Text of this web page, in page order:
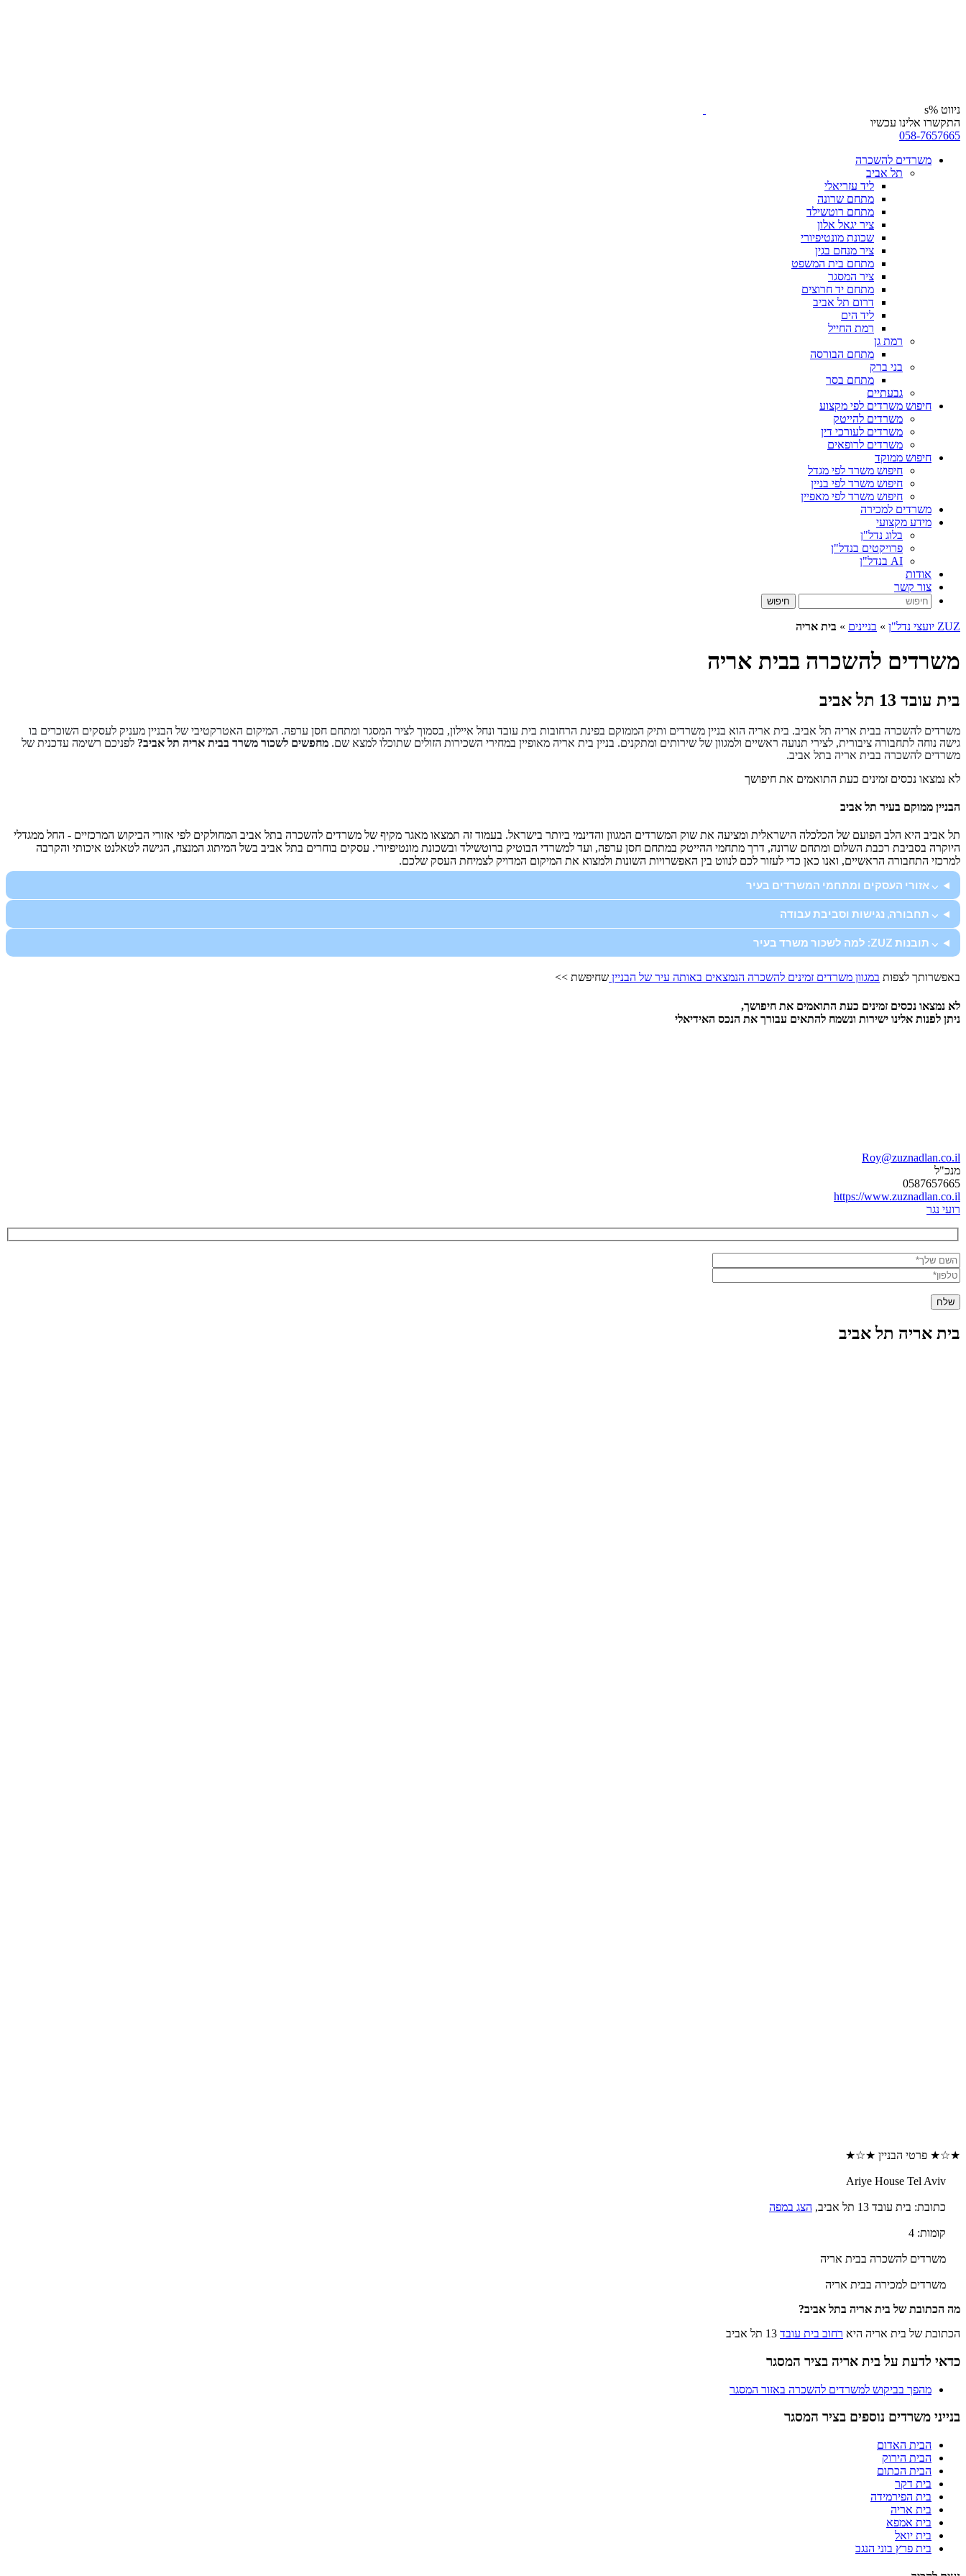
ניווט %s
התקשרו אלינו עכשיו
058-7657665
משרדים להשכרה
תל אביב
ליד עזריאלי
מתחם שרונה
מתחם רוטשילד
ציר יגאל אלון
שכונת מונטיפיורי
ציר מנחם בגין
מתחם בית המשפט
ציר המסגר
מתחם יד חרוצים
דרום תל אביב
ליד הים
רמת החייל
רמת גן
מתחם הבורסה
בני ברק
מתחם בסר
גבעתיים
חיפוש משרדים לפי מקצוע
משרדים להייטק
משרדים לעורכי דין
משרדים לרופאים
חיפוש ממוקד
חיפוש משרד לפי מגדל
חיפוש משרד לפי בניין
חיפוש משרד לפי מאפיין
משרדים למכירה
מידע מקצועי
בלוג נדל"ן
פרויקטים בנדל"ן
AI בנדל"ן
אודות
צור קשר
ZUZ יועצי נדל"ן » בניינים » בית אריה
משרדים להשכרה בבית אריה
בית עובד 13 תל אביב
משרדים להשכרה בבית אריה תל אביב. בית אריה הוא בניין משרדים ותיק הממוקם בפינת הרחובות בית עובד ונחל איילון, בסמוך לציר המסגר ומתחם חסן ערפה. המיקום האטרקטיבי של הבניין מעניק לעסקים השוכרים בו
גישה נוחה לתחבורה ציבורית, לצירי תנועה ראשיים ולמגוון של שירותים ומתקנים. בניין בית אריה מאופיין במחירי השכירות הזולים שתוכלו למצא שם. מחפשים לשכור משרד בבית אריה תל אביב? לפניכם רשימה עדכנית של
משרדים להשכרה בבית אריה בתל אביב.
לא נמצאו נכסים זמינים כעת התואמים את חיפושך
הבניין ממוקם בעיר תל אביב
תל אביב היא הלב הפועם של הכלכלה הישראלית ומציעה את שוק המשרדים המגוון והדינמי ביותר בישראל. בעמוד זה תמצאו מאגר מקיף של משרדים להשכרה בתל אביב המחולקים לפי אזורי הביקוש המרכזיים - החל ממגדלי
היוקרה בסביבת רכבת השלום ומתחם שרונה, דרך מתחמי ההייטק במתחם חסן ערפה, ועד למשרדי הבוטיק ברוטשילד ובשכונת מונטיפיורי. עסקים בוחרים בתל אביב בשל המיתוג המנצח, הגישה לטאלנט איכותי והקרבה
למרכזי התחבורה הראשיים, ואנו כאן כדי לעזור לכם לנווט בין האפשרויות השונות ולמצוא את המיקום המדויק לצמיחת העסק שלכם.
⌵ אזורי העסקים ומתחמי המשרדים בעיר
⌵ תחבורה, נגישות וסביבת עבודה
⌵ תובנות ZUZ: למה לשכור משרד בעיר
באפשרותך לצפות במגוון משרדים זמינים להשכרה הנמצאים באותה עיר של הבניין שחיפשת >>
לא נמצאו נכסים זמינים כעת התואמים את חיפושך,
ניתן לפנות אלינו ישירות ונשמח להתאים עבורך את הנכס האידיאלי
Roy@zuznadlan.co.il
מנכ"ל
0587657665
https://www.zuznadlan.co.il
רועי נגר
בית אריה תל אביב
★☆★ פרטי הבניין ★☆★
כתובת: בית עובד 13 תל אביב, הצג במפה
קומות: 4
משרדים להשכרה בבית אריה
משרדים למכירה בבית אריה
מה הכתובת של בית אריה בתל אביב?
הכתובת של בית אריה היא רחוב בית עובד
כדאי לדעת על בית אריה בציר המסגר
מהפך בביקוש למשרדים להשכרה באזור המסגר
בנייני משרדים נוספים בציר המסגר
הבית האדום
הבית הירוק
הבית הכתום
בית דקר
בית הפירמידה
בית אריה
בית אמפא
בית יואל
בית פרץ בוני הנגב